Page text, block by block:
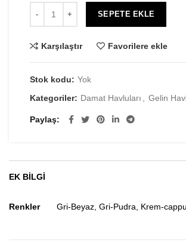
SEPETE EKLE
Karşılaştır Favorilere ekle
Stok kodu: Yok
Kategoriler: Damat Havluları Gelin
Paylaş
EK BILGI
Renkler Gri-Beyaz, Gri-Pudra, Krem-